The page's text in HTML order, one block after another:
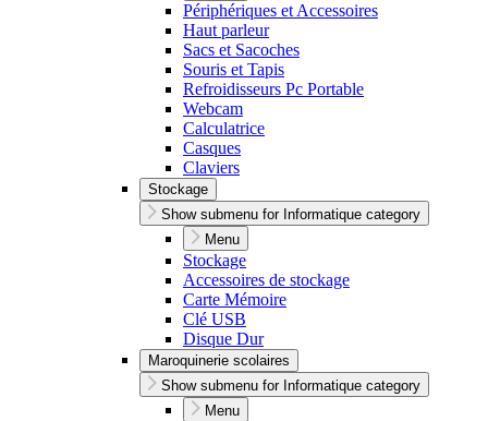
Périphériques et Accessoires
Haut parleur
Sacs et Sacoches
Souris et Tapis
Refroidisseurs Pc Portable
Webcam
Calculatrice
Casques
Claviers
Stockage
Show submenu for Informatique category
Menu
Stockage
Accessoires de stockage
Carte Mémoire
Clé USB
Disque Dur
Maroquinerie scolaires
Show submenu for Informatique category
Menu